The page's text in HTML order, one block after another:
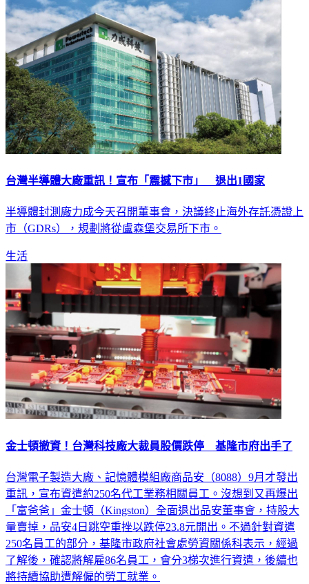
台灣半導體大廠重訊！宣布「震撼下市」 退出1國家
半導體封測廠力成今天召開董事會，決議終止海外存託憑證上
市（GDRs），規劃將從盧森堡交易所下市。
生活
金士頓撤資！台灣科技廠大裁員股價跌停 基隆市府出手了
台灣電子製造大廠、記憶體模組廠商品安（8088）9月才發出
重訊，宣布資遣約250名代工業務相關員工。沒想到又再爆出
「富爸爸」金士頓（Kingston）全面退出品安董事會，持股大
量賣掉，品安4日跳空重挫以跌停23.8元開出。不過針對資遣
250名員工的部分，基隆市政府社會處勞資關係科表示，經過
了解後，確認將解雇86名員工，會分3梯次進行資遣，後續也
將持續協助遭解僱的勞工就業。